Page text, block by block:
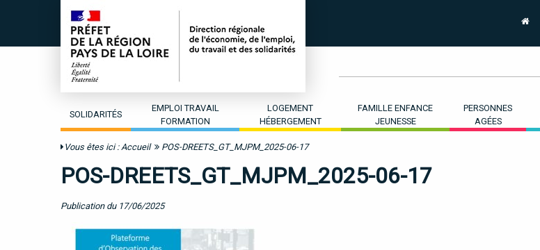
SOLIDARITÉS
EMPLOI TRAVAIL
FORMATION
LOGEMENT
HÉBERGEMENT
FAMILLE ENFANCE
JEUNESSE
PERSONNES
AGÉES
Vous êtes ici : Accueil POS-DREETS_GT_MJPM_2025-06-17
POS-DREETS_GT_MJPM_2025-06-17
Publication du 17/06/2025